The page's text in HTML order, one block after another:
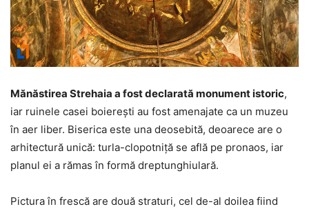
Mănăstirea Strehaia a fost declarată monument istoric,
iar ruinele casei boiereşti au fost amenajate ca un muzeu
în aer liber. Biserica este una deosebită, deoarece are o
arhitectură unică: turla-clopotniță se află pe pronaos, iar
planul ei a rămas în formă dreptunghiulară.
Pictura în frescă are două straturi, cel de-al doilea fiind